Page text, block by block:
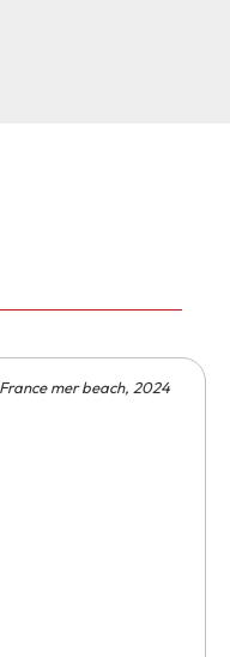
mer beach, 2024